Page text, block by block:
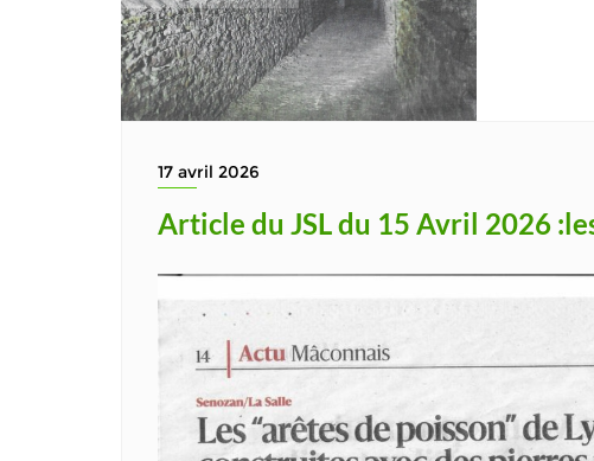
17 avril 2026
Article du JSL du 15 Avril 2026